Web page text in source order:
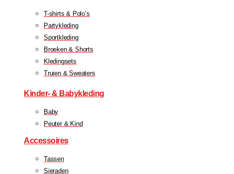
T-shirts & Polo’s
Partykleding
Sportkleding
Broeken & Shorts
Kledingsets
Truien & Sweaters
Kinder- & Babykleding
Baby
Peuter & Kind
Accessoires
Tassen
Sieraden